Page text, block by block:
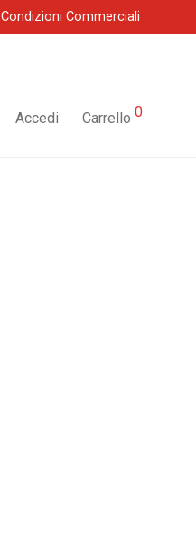
Condizioni Commerciali
Accedi Carrello 0